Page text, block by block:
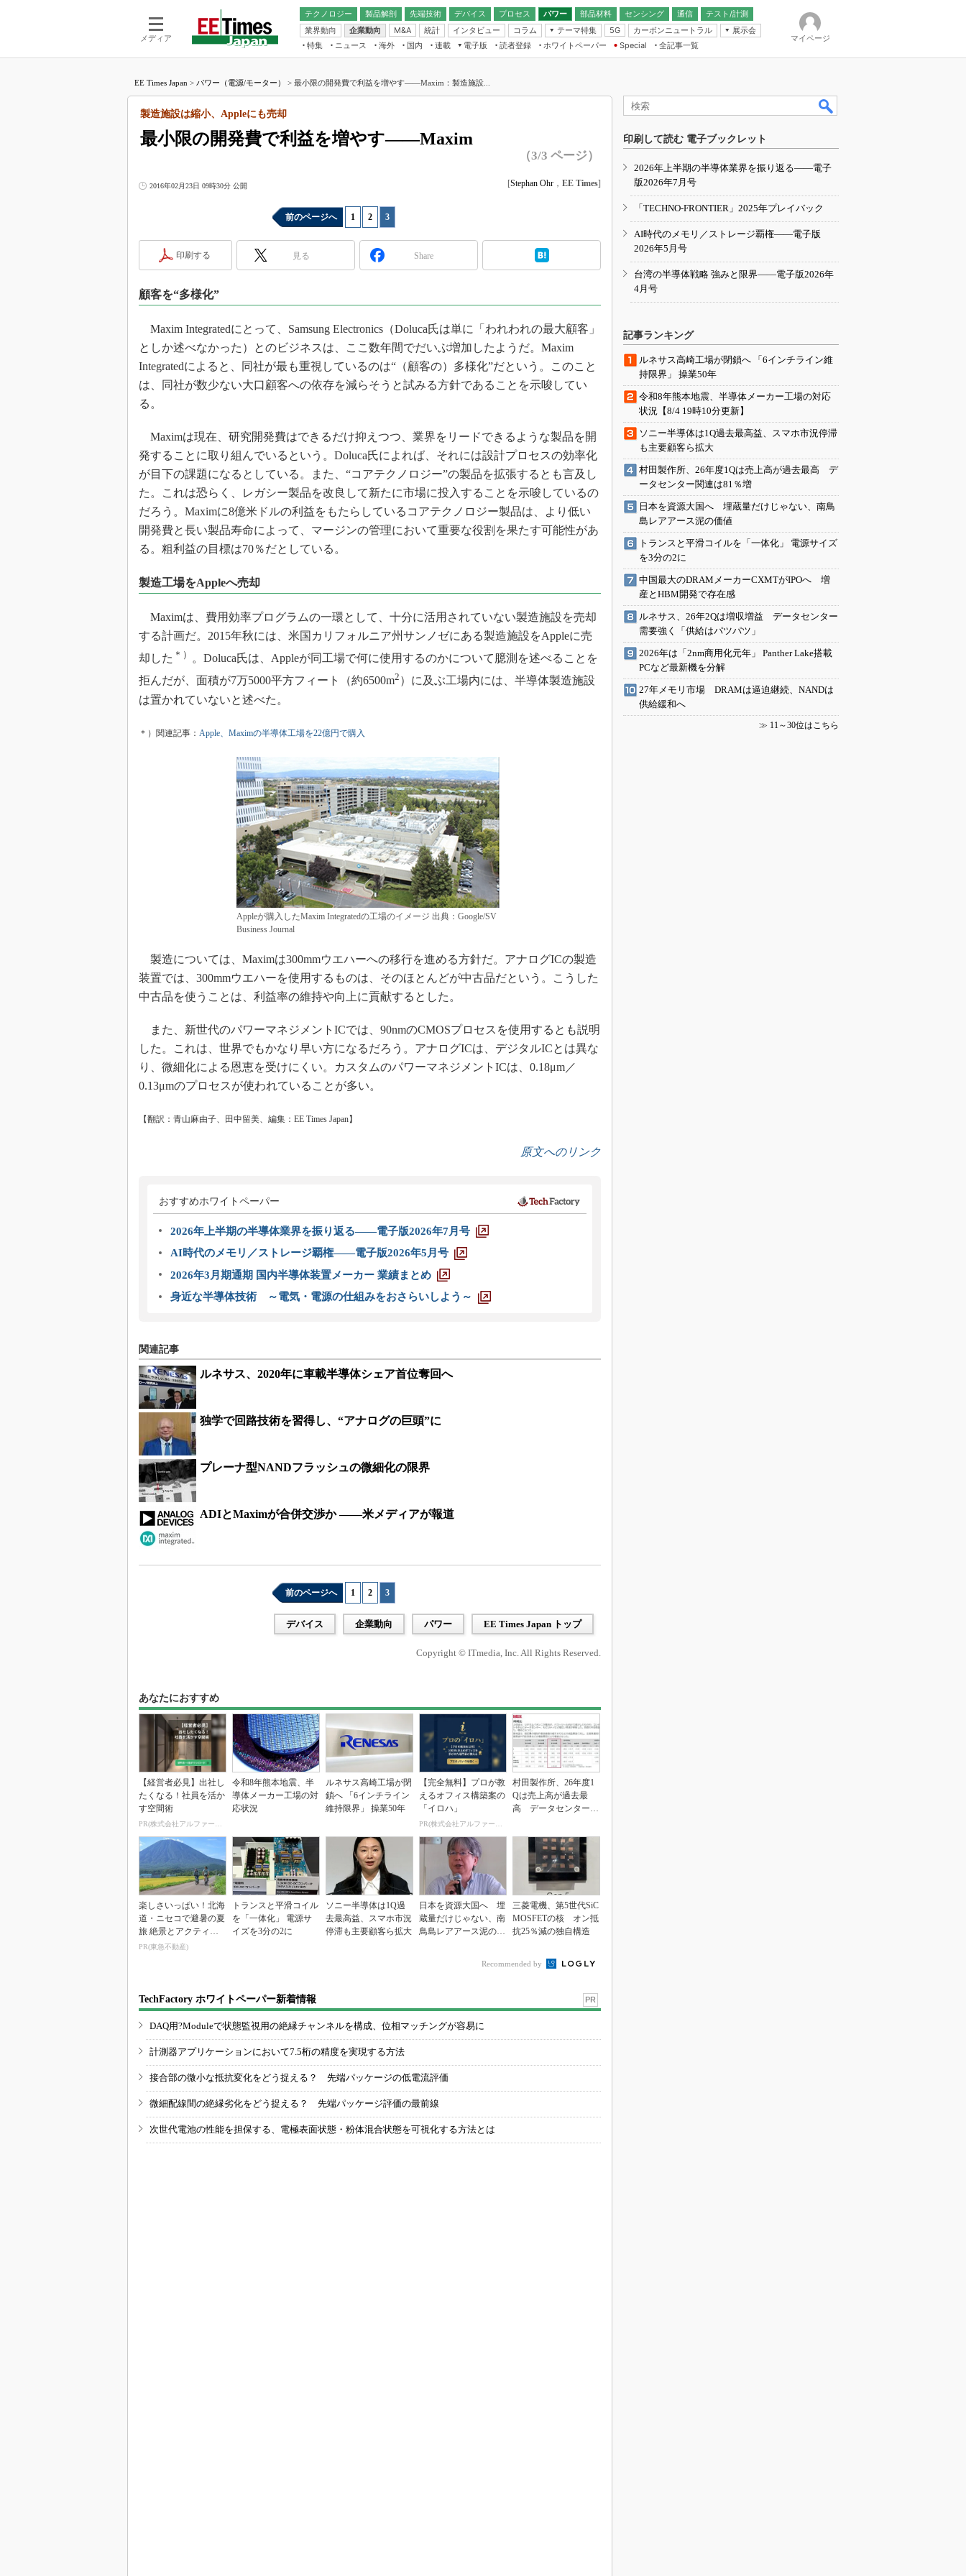
メディア
テクノロジー 製品解剖
先端技術
電池／エネルギー
デバイス
アナログ
マイコン
プロセス パワー 部品材料 センシング
通信
無線
テスト/計測
業界動向
企業動向 M&A 統計 インタビュー コラム
テーマ特集
フィジカルAI
読者調査（EE Times Research）
5G カーボンニュートラル
展示会
IoT・エッジコンピューティング
EXPO
TECHNO-FRONTIER
人とくるま展
特集 ニュース 海外 国内
連載
福田昭のデバイス通信
大山聡の業界スコープ
大原雄介のエレ・組み込みプレイバ
世界を「数字」で回してみよう
踊るバズワード ～Behind the
Buzzword
この10年で起こったこと、次の10年
製品分解で探るアジアの新トレンド
光伝送技術を知る
“異端児エンジニア”が仕掛けた社内
改革、執念の180日
イノベーションは日本を救うのか
「英語に愛されないエンジニア」の
ための新行動論
電子版
電子ブックレット
読者登録 ホワイトペーパー
Special
全記事一覧
マイページ
EE Times Japan > パワー（電源/モーター） > 最小限の開発費で利益を増やす――Maxim：製造施設...
最小限の開発費で利益を増やす――Maxim
製造施設は縮小、Appleにも売却
（3/3 ページ）
2016年02月23日 09時30分 公開 [Stephan Ohr ， EE Times]
前のページへ 1 2 3
印刷する 見る Share
顧客を“多様化”
Maxim Integratedにとって、Samsung Electronics（Doluca氏は単に「われわれの最大顧客」
としか述べなかった）とのビジネスは、ここ数年間でだいぶ増加したようだ。Maxim
Integratedによると、同社が最も重視しているのは“（顧客の）多様化”だという。このこと
は、同社が数少ない大口顧客への依存を減らそうと試みる方針であることを示唆してい
る。
Maximは現在、研究開発費はできるだけ抑えつつ、業界をリードできるような製品を開
発することに取り組んでいるという。Doluca氏によれば、それには設計プロセスの効率化
が目下の課題になるとしている。また、“コアテクノロジー”の製品を拡張するとも言及し
た。これは恐らく、レガシー製品を改良して新たに市場に投入することを示唆しているの
だろう。Maximに8億米ドルの利益をもたらしているコアテクノロジー製品は、より低い
開発費と長い製品寿命によって、マージンの管理において重要な役割を果たす可能性があ
る。粗利益の目標は70％だとしている。
製造工場をAppleへ売却
Maximは、費用効率プログラムの一環として、十分に活用されていない製造施設を売却
する計画だ。2015年秋には、米国カリフォルニア州サンノゼにある製造施設をAppleに売
却した ＊）
。Doluca氏は、Appleが同工場で何に使用するのかについて臆測を述べることを
拒んだが、面積が7万5000平方フィート（約6500m2 ）に及ぶ工場内には、半導体製造施設
は置かれていないと述べた。
＊）関連記事： Apple、Maximの半導体工場を22億円で購入
Appleが購入したMaxim Integratedの工場のイメージ 出典：Google/SV
Business Journal
製造については、Maximは300mmウエハーへの移行を進める方針だ。アナログICの製造
装置では、300mmウエハーを使用するものは、そのほとんどが中古品だという。こうした
中古品を使うことは、利益率の維持や向上に貢献するとした。
また、新世代のパワーマネジメントICでは、90nmのCMOSプロセスを使用するとも説明
した。これは、世界でもかなり早い方になるだろう。アナログICは、デジタルICとは異な
り、微細化による恩恵を受けにくい。カスタムのパワーマネジメントICは、0.18μm／
0.13μmのプロセスが使われていることが多い。
【翻訳：青山麻由子、田中留美、編集：EE Times Japan】
原文へのリンク
おすすめホワイトペーパー
2026年上半期の半導体業界を振り返る――電子版2026年7月号
AI時代のメモリ／ストレージ覇権――電子版2026年5月号
2026年3月期通期 国内半導体装置メーカー 業績まとめ
身近な半導体技術 ～電気・電源の仕組みをおさらいしよう～
関連記事
ルネサス、2020年に車載半導体シェア首位奪回へ
独学で回路技術を習得し、“アナログの巨頭”に
プレーナ型NANDフラッシュの微細化の限界
ADIとMaximが合併交渉か ――米メディアが報道
前のページへ 1 2 3
デバイス 企業動向 パワー EE Times Japan トップ
Copyright © ITmedia, Inc. All Rights Reserved.
あなたにおすすめ
【経営者必見】出社し
たくなる！社員を活か
す空間術
令和8年熊本地震、半
導体メーカー工場の対
応状況
ルネサス高崎工場が閉
鎖へ 「6インチライン
維持限界」 操業50年
【完全無料】プロが教
えるオフィス構築案の
「イロハ」
村田製作所、26年度1
Qは売上高が過去最
高 データセンター関
楽しさいっぱい！北海
道・ニセコで避暑の夏
旅 絶景とアクティビ
ティが揃う「ニセコ
PR(東急不動産)
トランスと平滑コイル
を「一体化」 電源サ
イズを3分の2に
ソニー半導体は1Q過
去最高益、スマホ市況
停滞も主要顧客ら拡大
日本を資源大国へ 埋
蔵量だけじゃない、南
鳥島レアアース泥の価
三菱電機、第5世代SiC
MOSFETの核 オン抵
抗25％減の独自構造
Recommended by
TechFactory ホワイトペーパー新着情報 PR
DAQ用?Moduleで状態監視用の絶縁チャンネルを構成、位相マッチングが容易に
計測器アプリケーションにおいて7.5桁の精度を実現する方法
接合部の微小な抵抗変化をどう捉える？ 先端パッケージの低電流評価
微細配線間の絶縁劣化をどう捉える？ 先端パッケージ評価の最前線
次世代電池の性能を担保する、電極表面状態・粉体混合状態を可視化する方法とは
印刷して読む 電子ブックレット
2026年上半期の半導体業界を振り返る――電子
版2026年7月号
「TECHNO-FRONTIER」2025年プレイバック
AI時代のメモリ／ストレージ覇権――電子版
2026年5月号
台湾の半導体戦略 強みと限界――電子版2026年
4月号
記事ランキング
ルネサス高崎工場が閉鎖へ 「6インチライン維
持限界」 操業50年
令和8年熊本地震、半導体メーカー工場の対応
状況【8/4 19時10分更新】
ソニー半導体は1Q過去最高益、スマホ市況停滞
も主要顧客ら拡大
村田製作所、26年度1Qは売上高が過去最高 デ
ータセンター関連は81％増
日本を資源大国へ 埋蔵量だけじゃない、南鳥
島レアアース泥の価値
トランスと平滑コイルを「一体化」 電源サイズ
を3分の2に
中国最大のDRAMメーカーCXMTがIPOへ 増
産とHBM開発で存在感
ルネサス、26年2Qは増収増益 データセンター
需要強く「供給はパツパツ」
2026年は「2nm商用化元年」 Panther Lake搭載
PCなど最新機を分解
27年メモリ市場 DRAMは逼迫継続、NANDは
供給緩和へ
≫ 11～30位はこちら